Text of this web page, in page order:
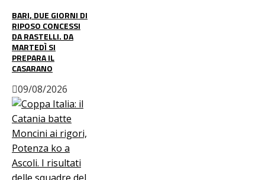
BARI, DUE GIORNI DI
RIPOSO CONCESSI
DA RASTELLI. DA
MARTEDÌ SI
PREPARA IL
CASARANO
09/08/2026